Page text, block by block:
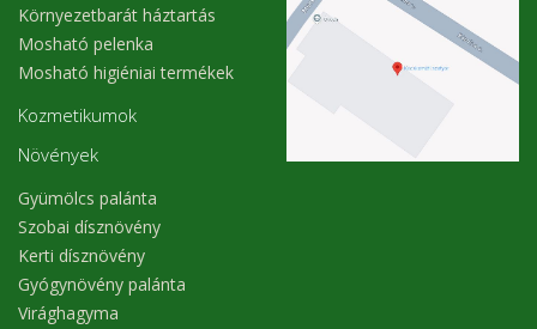
Környezetbarát háztartás
Mosható pelenka
Mosható higiéniai termékek
Kozmetikumok
Növények
Gyümölcs palánta
Szobai dísznövény
Kerti dísznövény
Gyógynövény palánta
Virághagyma